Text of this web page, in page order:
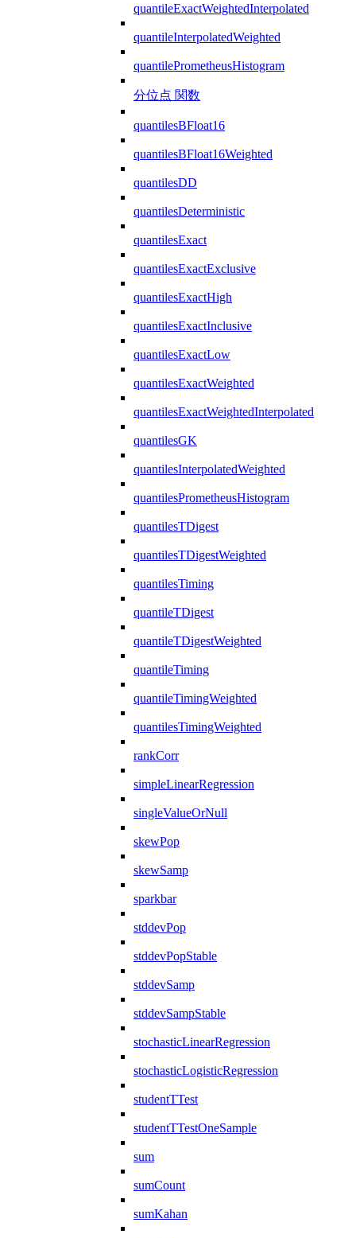
quantileExactWeightedInterpolated
quantileInterpolatedWeighted
quantilePrometheusHistogram
分位点 関数
quantilesBFloat16
quantilesBFloat16Weighted
quantilesDD
quantilesDeterministic
quantilesExact
quantilesExactExclusive
quantilesExactHigh
quantilesExactInclusive
quantilesExactLow
quantilesExactWeighted
quantilesExactWeightedInterpolated
quantilesGK
quantilesInterpolatedWeighted
quantilesPrometheusHistogram
quantilesTDigest
quantilesTDigestWeighted
quantilesTiming
quantileTDigest
quantileTDigestWeighted
quantileTiming
quantileTimingWeighted
quantilesTimingWeighted
rankCorr
simpleLinearRegression
singleValueOrNull
skewPop
skewSamp
sparkbar
stddevPop
stddevPopStable
stddevSamp
stddevSampStable
stochasticLinearRegression
stochasticLogisticRegression
studentTTest
studentTTestOneSample
sum
sumCount
sumKahan